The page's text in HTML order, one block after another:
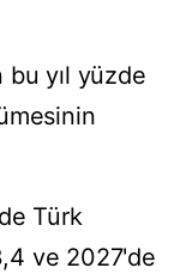
yıl yüzde
Türk
ve 2027'de